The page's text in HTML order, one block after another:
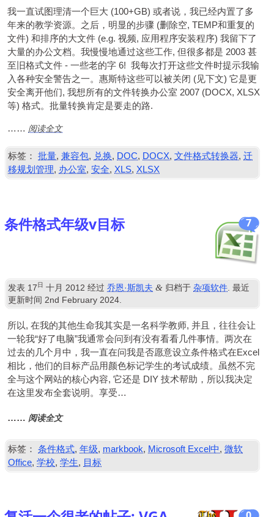
我一直试图理清一个巨大 (100+GB) 或者说，我已经内置了多
年来的教学资源。之后，明显的步骤 (删除空, TEMP和重复的
文件) 和排序的大文件 (e.g. 视频, 应用程序安装程序) 我留下了
大量的办公文档。我慢慢地通过这些工作, 但很多都是 2003 甚
至旧格式文件 - 一些老的字 6! 我每次打开这些文件时提示我输
入各种安全警告之一。惠斯特这些可以被关闭 (见下文) 它是更
安全离开他们, 我想所有的文件转换办公室 2007 (DOCX, XLSX
等) 格式。批量转换肯定是要走的路.
…… 阅读全文
标签： 批量,兼容包, 兑换, DOC, DOCX,文件格式转换器,迁
移规划管理, 办公室,安全,XLS,XLSX
7
条件格式年级v目标
发表 17日 十月 2012 经过乔恩·斯凯夫 & 归档于杂项软件 . 最近
更新时间 2nd February 2024
所以, 在我的其他生命我其实是一名科学教师, 并且，往往会让
一轮我“好了电脑”我通常会问到有没有看看几件事情。两次在
过去的几个月中，我一直在问我是否愿意设立条件格式在Excel
相比，他们的目标产品用颜色标记学生的考试成绩。虽然不完
全与这个网站的核心内容, 它还是 DIY 技术帮助，所以我决定
在这里发布全套说明。享受…
…… 阅读全文
标签： 条件格式,年级, markbook, Microsoft Excel中,微软
Office,学校,学生, 目标